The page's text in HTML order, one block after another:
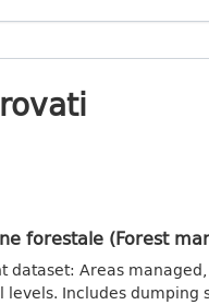
forestale (Forest
dataset: Areas
Includes dumping